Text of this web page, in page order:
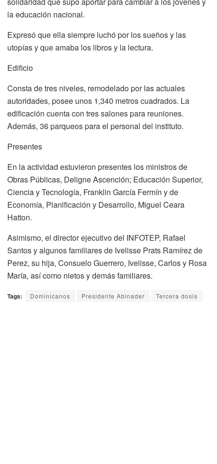
la educación nacional.
Expresó que ella siempre luchó por los sueños y las
utopías y que amaba los libros y la lectura.
Edificio
Consta de tres niveles, remodelado por las actuales
autoridades, posee unos 1,340 metros cuadrados. La
edificación cuenta con tres salones para reuniones.
Además, 36 parqueos para el personal del instituto.
Presentes
En la actividad estuvieron presentes los ministros de
Obras Públicas, Deligne Ascención; Educación Superior,
Ciencia y Tecnología, Franklin García Fermín y de
Economía, Planificación y Desarrollo, Miguel Ceara
Hatton.
Asimismo, el director ejecutivo del INFOTEP, Rafael
Santos y algunos familiares de Ivelisse Prats Ramírez de
Perez, su hija, Consuelo Guerrero, Ivelisse, Carlos y Rosa
María, así como nietos y demás familiares.
Tags: Dominicanos Presidente Abinader Tercera dosis